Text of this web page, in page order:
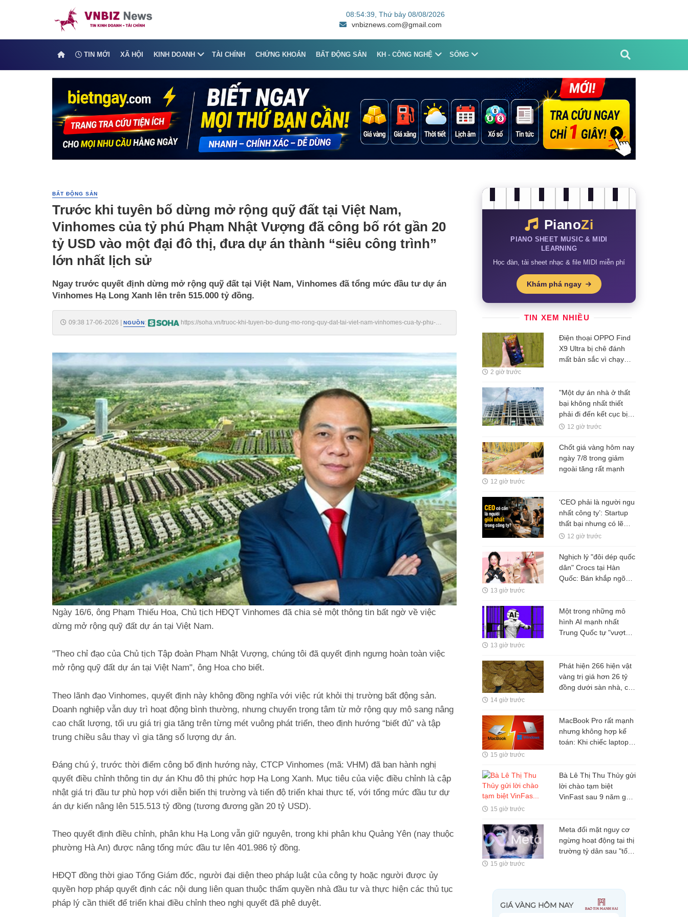
08:54:39 , Thứ bảy 08/08/2026
vnbiznews.com@gmail.com
TIN MỚI XÃ HỘI KINH DOANH TÀI CHÍNH CHỨNG KHOÁN BẤT ĐỘNG SẢN KH - CÔNG NGHỆ SỐNG
BẤT ĐỘNG SẢN
Trước khi tuyên bố dừng mở rộng quỹ đất tại Việt Nam,
Vinhomes của tỷ phú Phạm Nhật Vượng đã công bố rót gần 20
tỷ USD vào một đại đô thị, đưa dự án thành “siêu công trình”
lớn nhất lịch sử
Ngay trước quyết định dừng mở rộng quỹ đất tại Việt Nam, Vinhomes đã tổng mức đầu tư dự án
Vinhomes Hạ Long Xanh lên trên 515.000 tỷ đồng.
09:38 17-06-2026 | NGUỒN:
https://soha.vn/truoc-khi-tuyen-bo-dung-mo-rong-quy-dat-tai-viet-nam-vinhomes-cua-ty-phu-
Ngày 16/6, ông Phạm Thiếu Hoa, Chủ tịch HĐQT Vinhomes đã chia sẻ một thông tin bất ngờ về việc
dừng mở rộng quỹ đất dự án tại Việt Nam.
"Theo chỉ đạo của Chủ tịch Tập đoàn Phạm Nhật Vượng, chúng tôi đã quyết định ngưng hoàn toàn việc
mở rộng quỹ đất dự án tại Việt Nam", ông Hoa cho biết.
Theo lãnh đạo Vinhomes, quyết định này không đồng nghĩa với việc rút khỏi thị trường bất động sản.
Doanh nghiệp vẫn duy trì hoạt động bình thường, nhưng chuyển trọng tâm từ mở rộng quy mô sang nâng
cao chất lượng, tối ưu giá trị gia tăng trên từng mét vuông phát triển, theo định hướng “biết đủ” và tập
trung chiều sâu thay vì gia tăng số lượng dự án.
Đáng chú ý, trước thời điểm công bố định hướng này, CTCP Vinhomes (mã: VHM) đã ban hành nghị
quyết điều chỉnh thông tin dự án Khu đô thị phức hợp Hạ Long Xanh. Mục tiêu của việc điều chỉnh là cập
nhật giá trị đầu tư phù hợp với diễn biến thị trường và tiến độ triển khai thực tế, với tổng mức đầu tư dự
án dự kiến nâng lên 515.513 tỷ đồng (tương đương gần 20 tỷ USD).
Theo quyết định điều chỉnh, phân khu Hạ Long vẫn giữ nguyên, trong khi phân khu Quảng Yên (nay thuộc
phường Hà An) được nâng tổng mức đầu tư lên 401.986 tỷ đồng.
HĐQT đồng thời giao Tổng Giám đốc, người đại diện theo pháp luật của công ty hoặc người được ủy
quyền hợp pháp quyết định các nội dung liên quan thuộc thẩm quyền nhà đầu tư và thực hiện các thủ tục
pháp lý cần thiết để triển khai điều chỉnh theo nghị quyết đã phê duyệt.
PianoZi
PIANO SHEET MUSIC & MIDI
LEARNING
Học đàn, tải sheet nhạc & file MIDI miễn phí
Khám phá ngay
TIN XEM NHIỀU
Điện thoại OPPO Find
X9 Ultra bị chê đánh
mất bản sắc vì chạy
lớn nhất
2 giờ trước
"Một dự án nhà ở thất
bại không nhất thiết
phải đi đến kết cục bị
bỏ hoang"
12 giờ trước
Chốt giá vàng hôm nay
ngày 7/8 trong giảm
ngoài tăng rất mạnh
12 giờ trước
‘CEO phải là người ngu
nhất công ty’: Startup
thất bại nhưng có lẽ
Nguyễn Minh Thảo đã
12 giờ trước
Nghịch lý "đôi dép quốc
dân" Crocs tại Hàn
Quốc: Bán khắp ngõ
13 giờ trước
Một trong những mô
hình AI mạnh nhất
Trung Quốc tự "vượt
13 giờ trước
Phát hiện 266 hiện vật
vàng trị giá hơn 26 tỷ
đồng dưới sàn nhà, cơ
14 giờ trước
MacBook Pro rất mạnh
nhưng không hợp kế
toán: Khi chiếc laptop
toán của người dùng
15 giờ trước
Bà Lê Thị Thu Thủy gửi
lời chào tạm biệt
VinFast sau 9 năm gắn
15 giờ trước
Meta đối mặt nguy cơ
ngừng hoạt động tại thị
trường tỷ dân sau "tối
15 giờ trước